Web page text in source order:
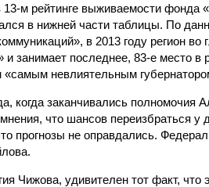
13-м рейтинге выживаемости фонда
в нижней части таблицы. По
в 2013 году регион
занимает последнее, 83-е место в
«самым невлиятельным
когда заканчивались полномочия
что шансов переизбраться у
прогнозы не оправдались.
Чижова, удивителен тот факт, что